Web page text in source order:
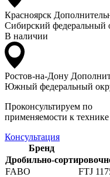
Красноярск
Сибирский федеральный
В наличии
Ростов-на-Дону
Южный федеральный
Проконсультируем по
применяемости к технике
Консультация
Бренд
Дробильно-
FABO
FTJ